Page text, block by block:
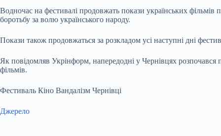
Водночас на фестивалі продовжать покази українських
боротьбу за волю українського народу.
Покази також продовжаться за розкладом усі наступні дні
Як повідомляв Укрінформ, напередодні у Чернівцях
фільмів.
Фестиваль Кіно Вандалізм Чернівці
Джерело